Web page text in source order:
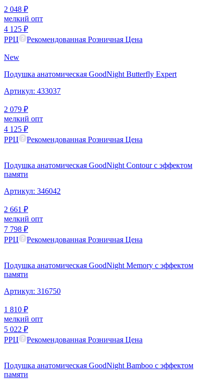
2 048 ₽
мелкий опт
4 125 ₽
РРЦ
Рекомендованная Розничная Цена
New
Подушка анатомическая GoodNight Butterfly Expert
Артикул: 433037
2 079 ₽
мелкий опт
4 125 ₽
РРЦ
Рекомендованная Розничная Цена
Подушка анатомическая GoodNight Contour c эффектом
памяти
Артикул: 346042
2 661 ₽
мелкий опт
7 798 ₽
РРЦ
Рекомендованная Розничная Цена
Подушка анатомическая GoodNight Memory c эффектом
памяти
Артикул: 316750
1 810 ₽
мелкий опт
5 022 ₽
РРЦ
Рекомендованная Розничная Цена
Подушка анатомическая GoodNight Bamboo c эффектом
памяти